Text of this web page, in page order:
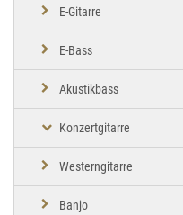
E-Gitarre
E-Bass
Akustikbass
Konzertgitarre
Westerngitarre
Banjo